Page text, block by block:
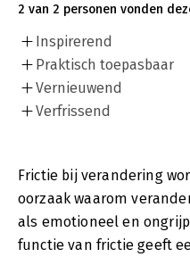
2 van 2 personen vonden
Inspirerend
Praktisch toepasbaar
Vernieuwend
Verfrissend
Frictie bij verandering
oorzaak waarom
als emotioneel en
functie van frictie geeft